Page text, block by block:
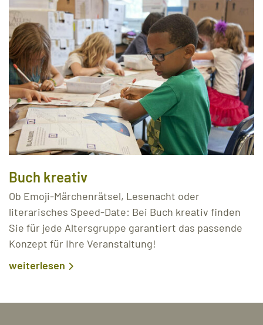
Buch kreativ
Ob Emoji-Märchenrätsel, Lesenacht oder
literarisches Speed-Date: Bei Buch kreativ finden
Sie für jede Altersgruppe garantiert das passende
Konzept für Ihre Veranstaltung!
weiterlesen